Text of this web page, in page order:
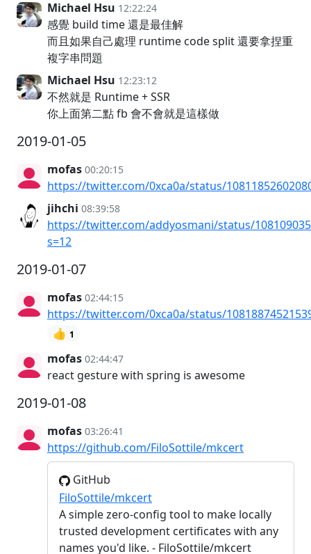
Michael Hsu 12:22:24
感覺 build time 還是最佳解
而且如果自己處理 runtime code split 還要拿捏重
複字串問題
Michael Hsu 12:23:12
不然就是 Runtime + SSR
你上面第二點 fb 會不會就是這樣做
2019-01-05
mofas 00:20:15
https://twitter.com/0xca0a/status/
jihchi 08:39:58
https://twitter.com/addyosmani/status/
s=12
2019-01-07
mofas 02:44:15
https://twitter.com/0xca0a/status/
👍 1
mofas 02:44:47
react gesture with spring is awesome
2019-01-08
mofas 03:26:41
https://github.com/FiloSottile/mkcert
GitHub
FiloSottile/mkcert
A simple zero-config tool to make locally
trusted development certificates with any
names you'd like. - FiloSottile/mkcert